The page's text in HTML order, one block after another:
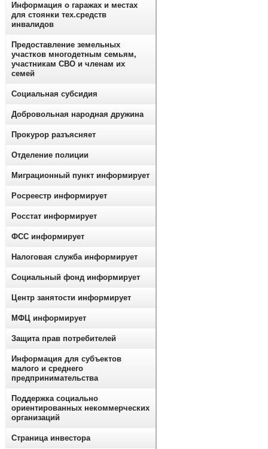
Информация о гаражах и местах
для стоянки тех.средств
инвалидов
Предоставление земельных
участков многодетным семьям,
участникам СВО и членам их
семей
Социальная субсидия
Добровольная народная дружина
Прокурор разъясняет
Отделение полиции
Миграционный пункт информирует
Росреестр информирует
Росстат информирует
ФСС информирует
Налоговая служба информирует
Социальный фонд информирует
Центр занятости информирует
МФЦ информирует
Защита прав потребителей
Информация для субъектов
малого и среднего
предпринимательства
Поддержка социально
ориентированных некоммерческих
организаций
Страница инвестора